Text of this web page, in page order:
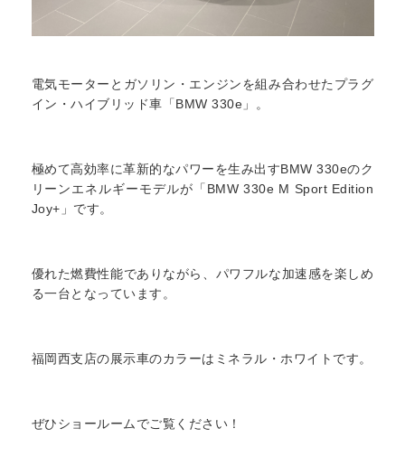
電気モーターとガソリン・エンジンを組み合わせたプラグ
イン・ハイブリッド車「BMW 330e」。
極めて高効率に革新的なパワーを生み出すBMW 330eのク
リーンエネルギーモデルが「BMW 330e M Sport Edition
Joy+」です。
優れた燃費性能でありながら、パワフルな加速感を楽しめ
る一台となっています。
福岡西支店の展示車のカラーはミネラル・ホワイトです。
ぜひショールームでご覧ください！